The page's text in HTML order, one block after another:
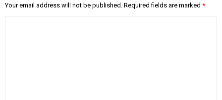
Your email address will not be published. Required fields are marked *